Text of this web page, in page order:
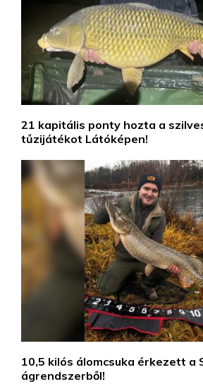
21 kapitális ponty hozta a
tűzijátékot Látóképen!
10,5 kilós álomcsuka érkezett a
ágrendszerből!